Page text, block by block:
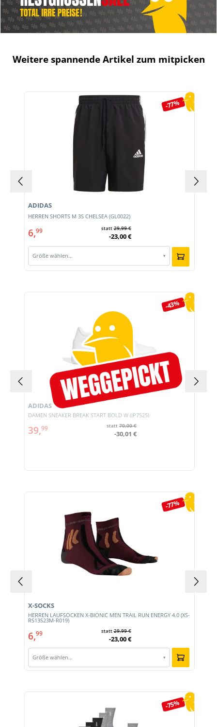
Weitere spannende Artikel zum mitpicken
Produktgalerie überspringen
-77%
HERREN SHORTS M 3S CHELSEA (GL0022)
ADIDAS
6,99 statt29,99 €
-23,00 €
Größe wählen… ▾
-43%
DAMEN SNEAKER BREAK START BOLD W (JP7525)
ADIDAS
39,99 statt70,00 €
-30,01 €
-77%
HERREN LAUFSOCKEN X-BIONIC MEN TRAIL RUN ENERGY 4.0 (XS-
RS13S23M-R019)
X-SOCKS
6,99 statt29,99 €
-23,00 €
Größe wählen… ▾
-75%